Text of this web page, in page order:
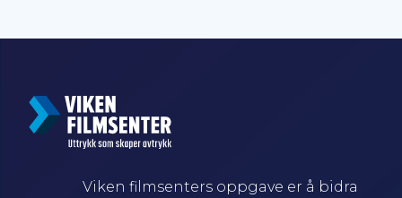
Viken filmsenters oppgave er å bidra